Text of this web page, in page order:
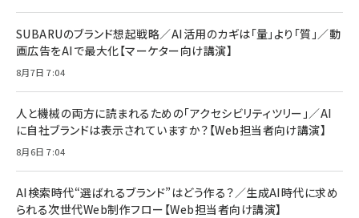
￥880
ママ投資家が育休中に１億貯めた株式投資
組織の成果を最大化する ルールのデザイン
￥1,980
Amazonランキングをもっと見る
￥6,980
全ワイヤレスイヤホン/アクティブノイズキャンセリ
技術基準適合】ブラック
￥5,990
ケーブル Anker絡まないケーブル 240W 結束バン
ド付き USB PD対応 シリコン素材採用 iPhone
17 / 16 / 15 / Galaxy iPad Pro MacBook
Pro/Air 各種対応 (1.8m ミッドナイトブラック)
￥1,890
Pro/Air 各種対応 (1.8m ミッドナイトブラック)
￥1,890
サッポロ 生ビール 黒ラベル 350ml 缶 24本 ビー
ル ケース買い【6/30応募〆切! 黒ラベルビヤセラー
￥4,857
SUBARUのブランド想起戦略／AI活用のカギは「量」より「質」／動
画広告をAIで最大化【マーケター向け講演】
8月7日 7:04
人と機械の両方に読まれるための「アクセシビリティツリー」／AI
に自社ブランドは表示されていますか？【Web担当者向け講演】
8月6日 7:04
AI検索時代“選ばれるブランド”はどう作る？／生成AI時代に求め
られる次世代Web制作フロー【Web担当者向け講演】